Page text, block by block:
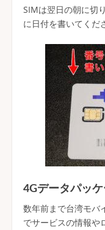
SIMは翌日の朝に切
に日付を書いてくだ
4Gデータパッ
数年前まで台湾モバ
でサービスの情報や